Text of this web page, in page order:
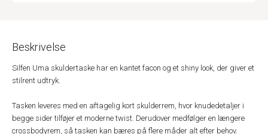
Beskrivelse
Silfen Uma skuldertaske har en kantet facon og et shiny look, der giver et
stilrent udtryk.
Tasken leveres med en aftagelig kort skulderrem, hvor knudedetaljer i
begge sider tilføjer et moderne twist. Derudover medfølger en længere
crossbodyrem, så tasken kan bæres på flere måder alt efter behov.